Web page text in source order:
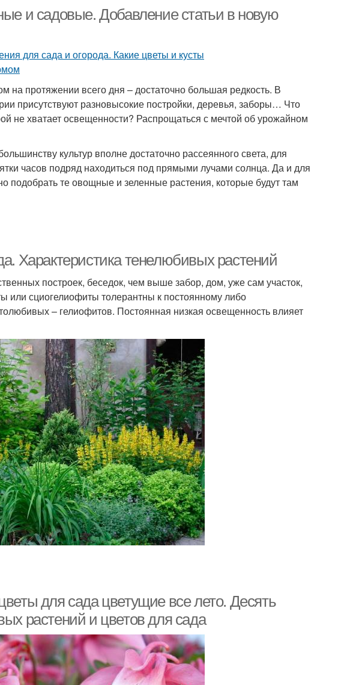
и садовые. Добавление статьи в новую
на протяжении всего дня – достаточно большая редкость. В
присутствуют разновысокие постройки, деревья, заборы… Что
не хватает освещенности? Распрощаться с мечтой об урожайном
культур вполне достаточно рассеянного света, для
часов подряд находиться под прямыми лучами солнца. Да и для
подобрать те овощные и зеленные растения, которые будут там
Характеристика тенелюбивых растений
построек, беседок, чем выше забор, дом, уже сам участок,
или сциогелиофиты толерантны к постоянному либо
– гелиофитов. Постоянная низкая освещенность влияет
для сада цветущие все лето. Десять
растений и цветов для сада